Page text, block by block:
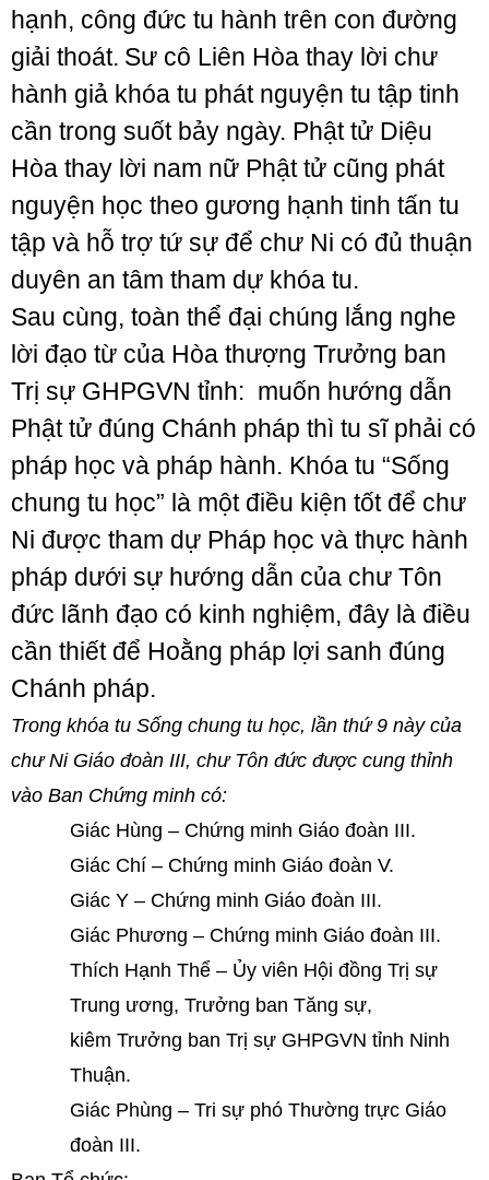
hạnh, công đức tu hành trên con đường
giải thoát. Sư cô Liên Hòa thay lời chư
hành giả khóa tu phát nguyện tu tập tinh
cần trong suốt bảy ngày. Phật tử Diệu
Hòa thay lời nam nữ Phật tử cũng phát
nguyện học theo gương hạnh tinh tấn tu
tập và hỗ trợ tứ sự để chư Ni có đủ thuận
duyên an tâm tham dự khóa tu.
Sau cùng, toàn thể đại chúng lắng nghe
lời đạo từ của Hòa thượng Trưởng ban
Trị sự GHPGVN tỉnh: muốn hướng dẫn
Phật tử đúng Chánh pháp thì tu sĩ phải có
pháp học và pháp hành. Khóa tu “Sống
chung tu học” là một điều kiện tốt để chư
Ni được tham dự Pháp học và thực hành
pháp dưới sự hướng dẫn của chư Tôn
đức lãnh đạo có kinh nghiệm, đây là điều
cần thiết để Hoằng pháp lợi sanh đúng
Chánh pháp.
Trong khóa tu Sống chung tu học, lần thứ 9 này của
chư Ni Giáo đoàn III, chư Tôn đức được cung thỉnh
vào Ban Chứng minh có:
Giác Hùng – Chứng minh Giáo đoàn III.
Giác Chí – Chứng minh Giáo đoàn V.
Giác Y – Chứng minh Giáo đoàn III.
Giác Phương – Chứng minh Giáo đoàn III.
Thích Hạnh Thể – Ủy viên Hội đồng Trị sự
Trung ương, Trưởng ban Tăng sự,
kiêm Trưởng ban Trị sự GHPGVN tỉnh Ninh
Thuận.
Giác Phùng – Tri sự phó Thường trực Giáo
đoàn III.